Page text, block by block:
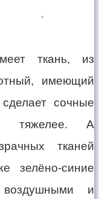
ткань, из
имеющий
сочные
тяжелее. А
тканей
зелёно-синие
воздушными и